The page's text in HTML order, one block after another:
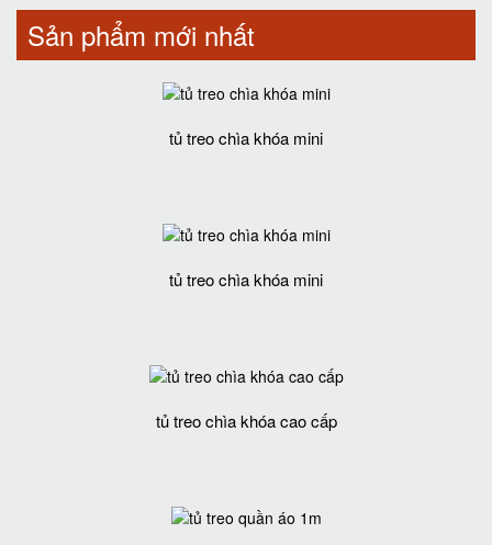
Sản phẩm mới nhất
tủ treo chìa khóa mini
tủ treo chìa khóa mini
tủ treo chìa khóa cao cấp